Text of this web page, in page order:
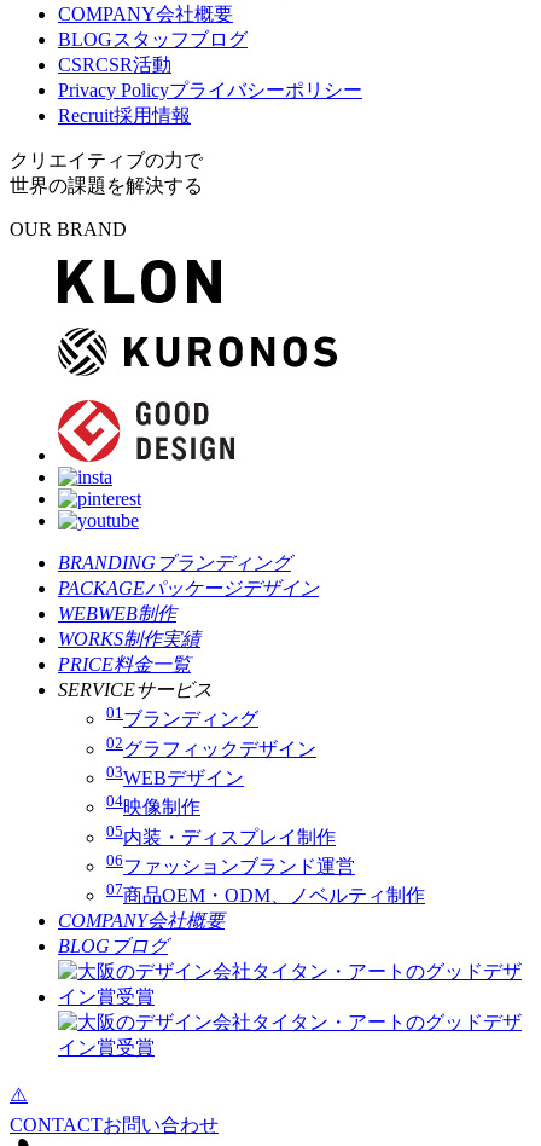
COMPANY会社概要
BLOGスタッフブログ
CSRCSR活動
Privacy Policyプライバシーポリシー
Recruit採用情報
クリエイティブの力で
世界の課題を解決する
OUR BRAND
BRANDING ブランディング
PACKAGEパッケージデザイン
WEBWEB制作
WORKS制作実績
PRICE料金一覧
SERVICEサービス
01ブランディング
02グラフィックデザイン
03WEBデザイン
04映像制作
05内装・ディスプレイ制作
06ファッションブランド運営
07商品OEM・ODM、ノベルティ制作
COMPANY会社概要
BLOG ブログ
CONTACTお問い合わせ